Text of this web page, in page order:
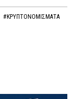
#ΚΡΥΠΤΟΝΟΜΙΣΜΑΤΑ